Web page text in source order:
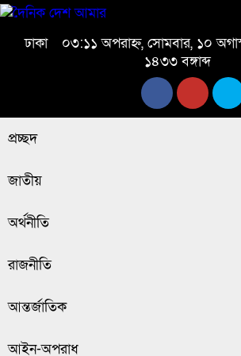
ঢাকা
০৩:১১ অপরাহ্ন, সোমবার, ১০
১৪৩৩ বঙ্গাব্দ
প্রচ্ছদ
জাতীয়
অর্থনীতি
রাজনীতি
আন্তর্জাতিক
আইন-অপরাধ